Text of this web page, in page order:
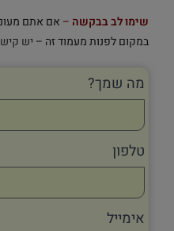
שימו לב בבקשה – אם אתם
במקום לפנות מעמוד זה – יש
מה שמך?
טלפון
אימייל